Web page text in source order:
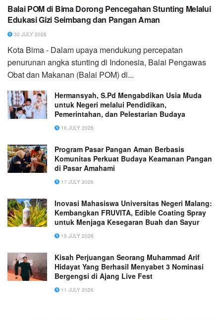
Balai POM di Bima Dorong Pencegahan Stunting Melalui
Edukasi Gizi Seimbang dan Pangan Aman
30 JULY 2026
Kota Bima - Dalam upaya mendukung percepatan
penurunan angka stunting di Indonesia, Balai Pengawas
Obat dan Makanan (Balai POM) di...
Hermansyah, S.Pd Mengabdikan Usia Muda
untuk Negeri melalui Pendidikan,
Pemerintahan, dan Pelestarian Budaya
16 JULY 2026
Program Pasar Pangan Aman Berbasis
Komunitas Perkuat Budaya Keamanan Pangan
di Pasar Amahami
17 JULY 2026
Inovasi Mahasiswa Universitas Negeri Malang:
Kembangkan FRUVITA, Edible Coating Spray
untuk Menjaga Kesegaran Buah dan Sayur
15 JULY 2026
Kisah Perjuangan Seorang Muhammad Arif
Hidayat Yang Berhasil Menyabet 3 Nominasi
Bergengsi di Ajang Live Fest
11 JULY 2026